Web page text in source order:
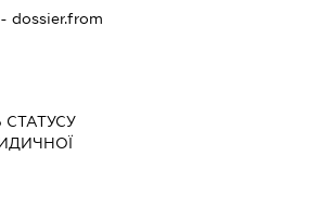
- dossier.from
СТАТУСУ